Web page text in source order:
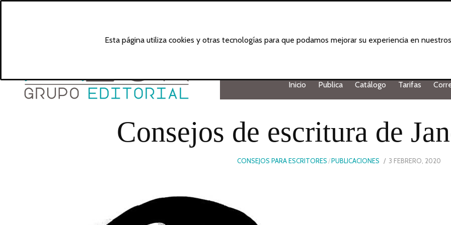
Inicio Publica Catálogo Tarifas
Consejos de escritura de
CONSEJOS PARA ESCRITORES /PUBLICACIONES
POSTED
3 FEBRERO, 2020
Esta página utiliza cookies y otras tecnologías para que podamos mejorar su experiencia en